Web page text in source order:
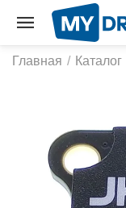
Главная / Каталог